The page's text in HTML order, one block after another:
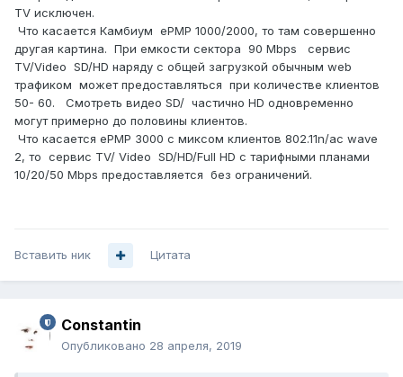
TV исключен.
Что касается Камбиум ePMP 1000/2000, то там совершенно
другая картина. При емкости сектора 90 Mbps сервис
TV/Video SD/HD наряду c общей загрузкой обычным web
трафиком может предоставляться при количестве клиентов
50- 60. Смотреть видео SD/ частично HD одновременно
могут примерно до половины клиентов.
Что касается ePMP 3000 с миксом клиентов 802.11n/ac wave
2, то сервис TV/ Video SD/HD/Full HD с тарифными планами
10/20/50 Mbps предоставляется без ограничений.
Вставить ник Цитата
Constantin
Опубликовано 28 апреля, 2019